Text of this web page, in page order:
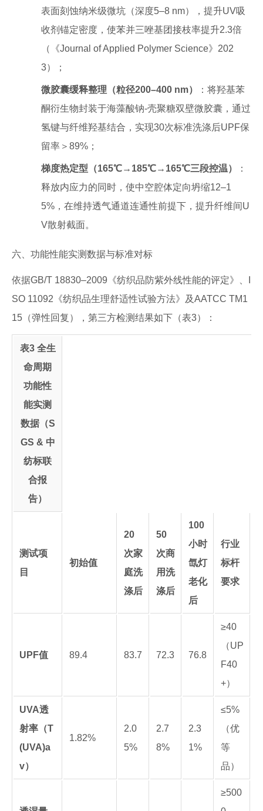
表面刻蚀纳米级微坑（深度5–8 nm），提升UV吸
收剂锚定密度，使苯并三唑基团接枝率提升2.3倍
（《Journal of Applied Polymer Science》202
3）；
微胶囊缓释整理（粒径200–400 nm）
：将羟基苯
酮衍生物封装于海藻酸钠-壳聚糖双壁微胶囊，通过
氢键与纤维羟基结合，实现30次标准洗涤后UPF保
留率＞89%；
梯度热定型（165℃→185℃→165℃三段控温）
：
释放内应力的同时，使中空腔体定向坍缩12–1
5%，在维持透气通道连通性前提下，提升纤维间U
V散射截面。
六、功能性能实测数据与标准对标
依据GB/T 18830–2009《纺织品防紫外线性能的评定》、I
SO 11092《纺织品生理舒适性试验方法》及AATCC TM1
15（弹性回复），第三方检测结果如下（表3）：
表3 全生
命周期
功能性
能实测
数据（S
GS & 中
纺标联
合报
告）
测试项
目
初始值
20
次家
庭洗
涤后
50
次商
用洗
涤后
100
小时
氙灯
老化
后
行业
标杆
要求
UPF值 89.4 83.7 72.3 76.8
≥40
（UP
F40
+）
UVA透
射率（T
(UVA)a
v）
1.82%
2.0
5%
2.7
8%
2.3
1%
≤5%
（优
等
品）
≥500